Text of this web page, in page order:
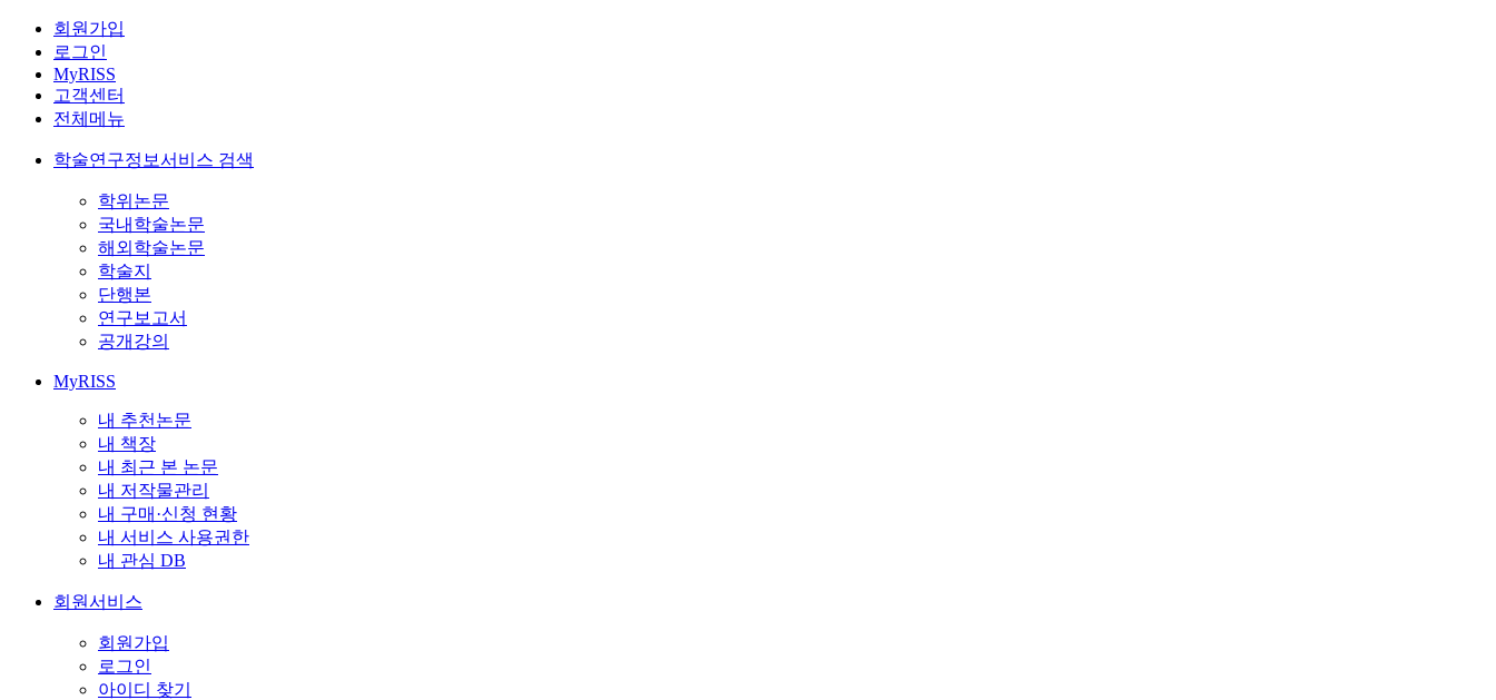
회원가입
로그인
MyRISS
고객센터
전체메뉴
학술연구정보서비스 검색
학위논문
국내학술논문
해외학술논문
학술지
단행본
연구보고서
공개강의
MyRISS
내 추천논문
내 책장
내 최근 본 논문
내 저작물관리
내 구매·신청 현황
내 서비스 사용권한
내 관심 DB
회원서비스
회원가입
로그인
아이디 찾기